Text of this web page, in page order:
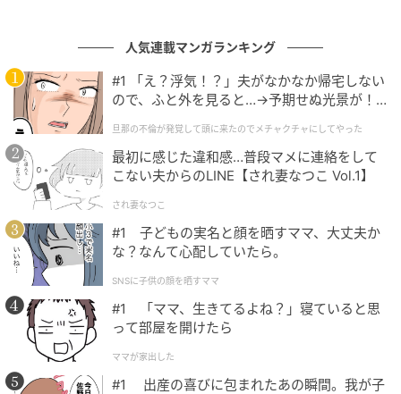
一方で、手越さんの投稿は悲しみに沈むだけのもので
はありませんでした。メッセージの最後には、しっか
り休んだ上でライブに全力で向かう意思もつづられて
おり、気持ちを切り替えて前へ進もうとする姿勢がう
かがえます。現在は『手越祐也 LIVE TOUR 2026
SUPER STAR』の最中。大舞台での敗戦を受け止めなが
らも、自身の仕事に真っすぐ向かおうとする姿がある
からこそ、ファンもまた「頑張って」と背中を押した
くなったのかもしれません。
※記事は執筆時点の情報です
次の記事
人気連載マンガランキング
#1 「え？浮気！？」夫がなかなか帰宅しない
ので、ふと外を見ると…→予期せぬ光景が！
クチャにしてやった
旦那の不倫が発覚して頭に来たのでメチャクチャにしてやった
最初に感じた違和感…普段マメに連絡をして
こない夫からのLINE【され妻なつこ Vol.1】
され妻なつこ
#1 子どもの実名と顔を晒すママ、大丈夫か
な？なんて心配していたら。
SNSに子供の顔を晒すママ
#1 「ママ、生きてるよね？」寝ていると思
って部屋を開けたら
ママが家出した
#1 出産の喜びに包まれたあの瞬間。我が子